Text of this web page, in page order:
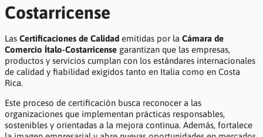
Costarricense
Las Certificaciones de Calidademitidas por la Cámara de
Comercio Ítalo-Costarricensegarantizan que las empresas,
productos y servicios cumplan con los estándares internacionales
de calidad y fiabilidad exigidos tanto en Italia como en Costa
Rica.
Este proceso de certificación busca reconocer a las
organizaciones que implementan prácticas responsables,
sostenibles y orientadas a la mejora continua. Además, fortalece